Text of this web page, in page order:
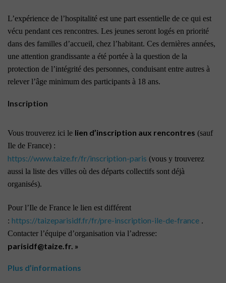
L’expérience de l’hospitalité est une part essentielle de ce qui est
vécu pendant ces rencontres. Les jeunes seront logés en priorité
dans des familles d’accueil, chez l’habitant. Ces dernières années,
une attention grandissante a été portée à la question de la
protection de l’intégrité des personnes, conduisant entre autres à
relever l’âge minimum des participants à 18 ans.
Inscription
Vous trouverez ici le lien d’inscription aux rencontres (sauf
Ile de France) :
https://www.taize.fr/fr/inscription-paris (vous y trouverez
aussi la liste des villes où des départs collectifs sont déjà
organisés).
Pour l’Ile de France le lien est différent
: https://taizeparisidf.fr/fr/pre-inscription-ile-de-france .
Contacter l’équipe d’organisation via l’adresse:
parisidf@taize.fr. »
Plus d’informations